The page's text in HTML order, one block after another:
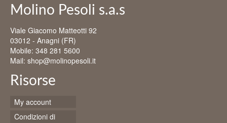
58,00 €
varianti.
Molino Pesoli s.a.s
Viale Giacomo Matteotti 92
03012 - Anagni (FR)
Mobile: 348 281 5600
Mail: shop@molinopesoli.it
Risorse
My account
Condizioni di